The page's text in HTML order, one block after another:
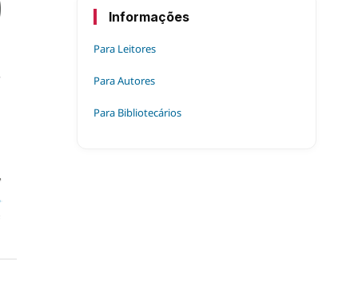
Informações
Para Leitores
Para Autores
Para Bibliotecários